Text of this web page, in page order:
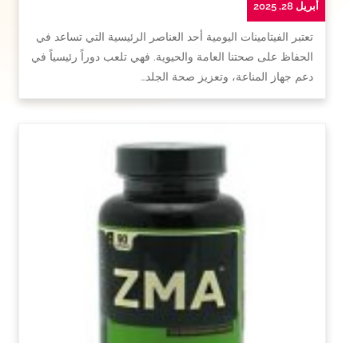
أبريل 28, 2025
تعتبر الفيتامينات اليومية أحد العناصر الرئيسية التي تساعد في
الحفاظ على صحتنا العامة والحيوية. فهي تلعب دوراً رئيسياً في
دعم جهاز المناعة، وتعزيز صحة الجلد…